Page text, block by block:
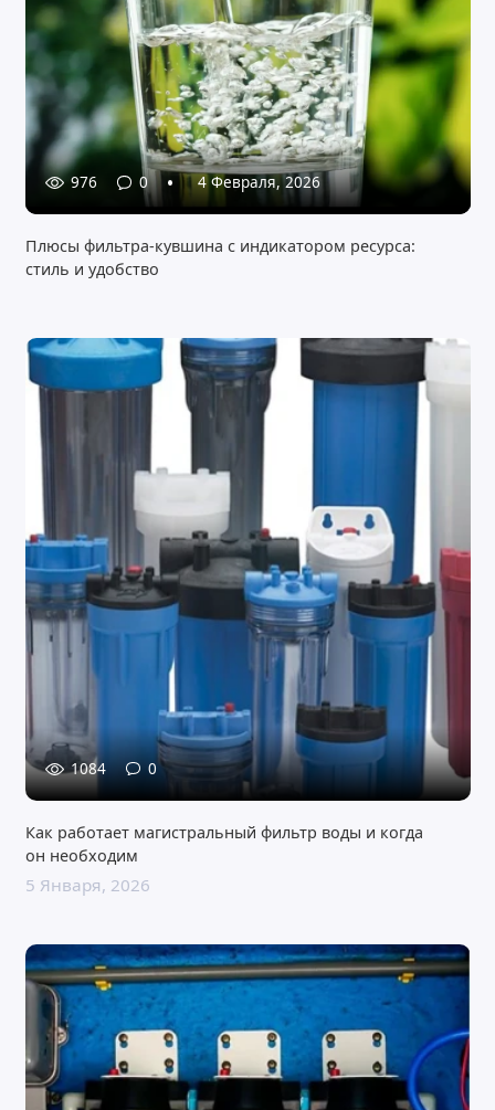
976 0 4 Февраля, 2026
Плюсы фильтра-кувшина с индикатором ресурса:
стиль и удобство
1084 0
Как работает магистральный фильтр воды и когда
он необходим
5 Января, 2026